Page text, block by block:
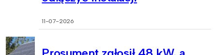
11-07-2026